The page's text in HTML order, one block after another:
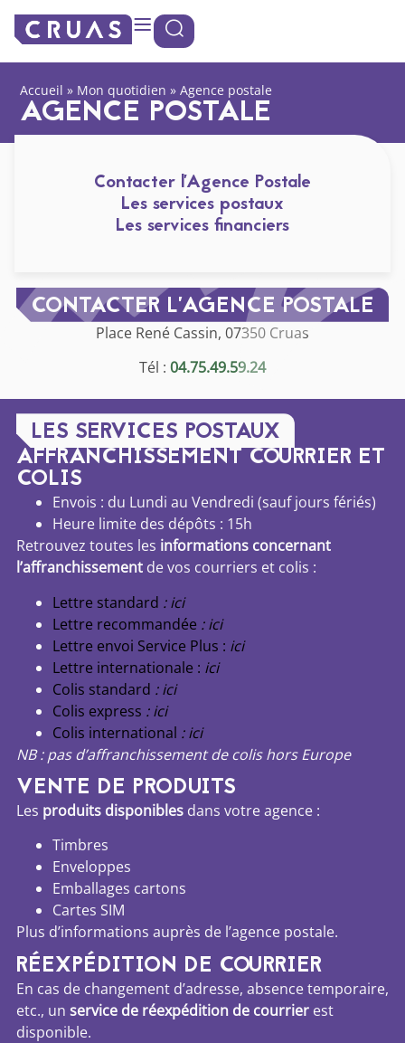
Panneau de gestion des cookies
principal
Accueil » Mon quotidien »Agence postale
AGENCE POSTALE
Contacter l'Agence Postale
Les services postaux
Les services financiers
CONTACTER L’AGENCE POSTALE
Place René Cassin, 07350 Cruas
Tél : 04.75.49.59.24
LES SERVICES POSTAUX
AFFRANCHISSEMENT COURRIER ET
COLIS
Envois : du Lundi au Vendredi (sauf jours fériés)
Heure limite des dépôts : 15h
Retrouvez toutes les informations concernant
l’affranchissementde vos courriers et colis :
Lettre standard : ici
Lettre recommandée : ici
Lettre envoi Service Plus : ici
Lettre internationale : ici
Colis standard : ici
Colis express : ici
Colis international : ici
NB : pas d’affranchissement de colis hors Europe
VENTE DE PRODUITS
Les produits disponiblesdans votre agence :
Timbres
Enveloppes
Emballages cartons
Cartes SIM
Plus d’informations auprès de l’agence postale.
RÉEXPÉDITION DE COURRIER
En cas de changement d’adresse, absence temporaire,
etc., un service de réexpédition de courrierest
disponible.